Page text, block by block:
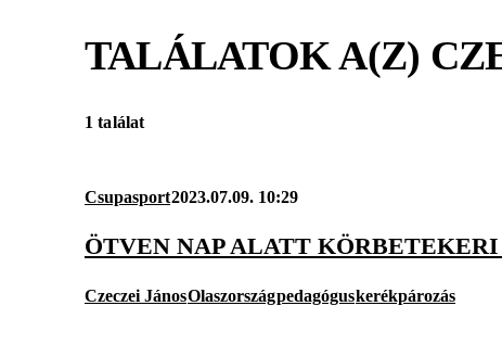
TALÁLATOK A(Z)
1 találat
Csupasport2023.07.09. 10:29
ÖTVEN NAP ALATT
Czeczei JánosOlaszországpedagóguskerékpározás